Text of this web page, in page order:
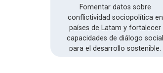
Fomentar datos sobre
conflictividad sociopolítica en
países de Latam y fortalecer
capacidades de diálogo social
para el desarrollo sostenible.